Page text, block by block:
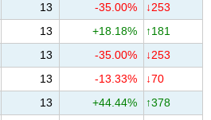
13 -35.00%
↓253
13 +18.18%
↑181
13 -35.00%
↓253
13 -13.33%
↓70
13 +44.44%
↑378